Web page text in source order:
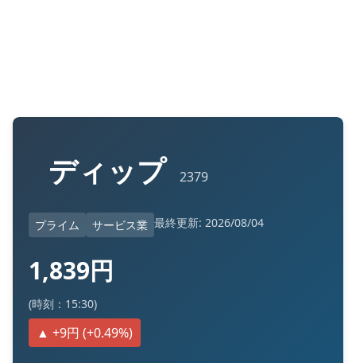
ディップ 2379
プライム サービス業 最終更新: 2026/08/04
1,839円
(時刻：15:30)
▲ +9円 (+0.49%)